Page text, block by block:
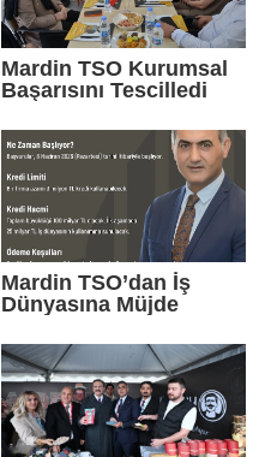
Mardin TSO Kurumsal
Başarısını Tescilledi
Mardin TSO’dan İş
Dünyasına Müjde